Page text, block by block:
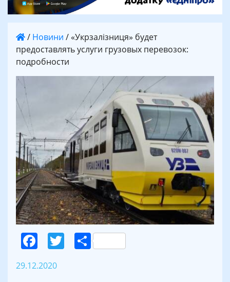
/ Новини / «Укрзалізниця» будет
предоставлять услуги грузовых перевозок:
подробности
Facebook
Twitter
Поділитися
29.12.2020